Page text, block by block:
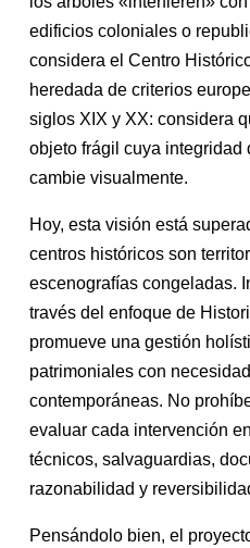
edificios coloniales o
considera el Centro
heredada de criterios
siglos XIX y XX: considera
objeto frágil cuya integridad
cambie visualmente.
Hoy, esta visión está
centros históricos son
escenografías congeladas.
través del enfoque de
promueve una gestión
patrimoniales con
contemporáneas. No
evaluar cada intervención
técnicos, salvaguardias,
razonabilidad y
Pensándolo bien, el